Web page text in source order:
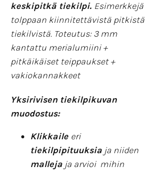
keskipitkä tiekilpi. Esimerkkejä
tolppaan kiinnitettävistä pitkistä
tiekilvistä. Toteutus: 3 mm
kantattu merialumiini +
pitkäikäiset teippaukset +
vakiokannakkeet
Yksirivisen tiekilpikuvan
muodostus:
Klikkaile eri
tiekilpipituuksia ja niiden
malleja ja arvioi mihin